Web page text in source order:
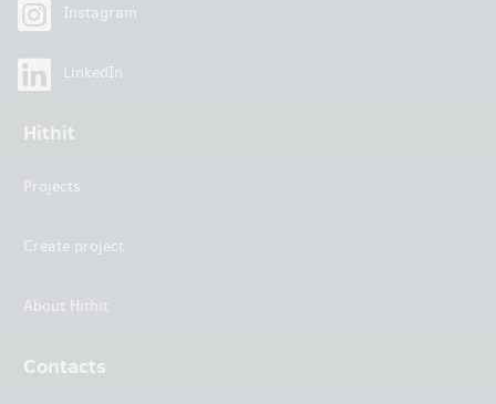
Instagram
LinkedIn
Hithit
Projects
Create project
About Hithit
Contacts